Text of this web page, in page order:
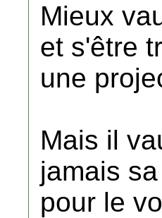
Mieux
et s'être
une
Mais il
jamais
pour le